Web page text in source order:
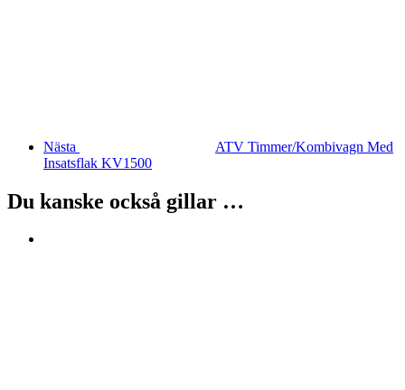
Nästa
ATV Timmer/Kombivagn Med
Insatsflak KV1500
Du kanske också gillar …